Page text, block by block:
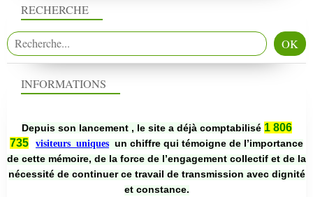
RECHERCHE
INFORMATIONS
Depuis son lancement , le site a déjà comptabilisé 1 806
735
visiteurs uniques un chiffre qui témoigne de l’importance
de cette mémoire, de la force de l’engagement collectif et de la
nécessité de continuer ce travail de transmission avec dignité
et constance.